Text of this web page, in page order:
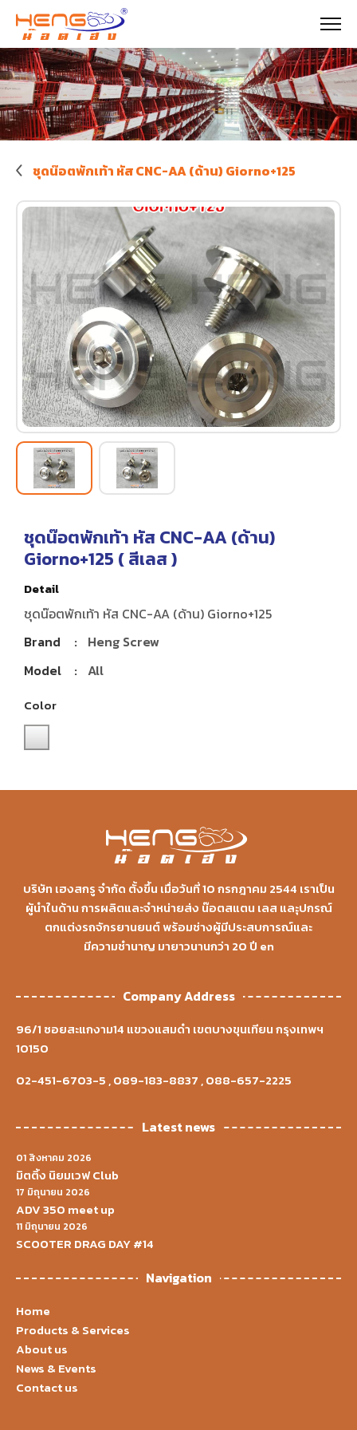
ชุดน๊อตพักเท้า หัส CNC-AA (ด้าน) Giorno+125
ชุดน๊อตพักเท้า หัส CNC-AA (ด้าน)
Giorno+125 (สีเลส)
Detail
ชุดน๊อตพักเท้า หัส CNC-AA (ด้าน) Giorno+125
Brand
: Heng Screw
Model
: All
Color
บริษัท เฮงสกรู จำกัด ตั้งขึ้น เมื่อวันที่ 10 กรกฎาคม 2544 เราเป็น
ผู้นำในด้าน การผลิตและจำหน่ายส่ง น๊อตสแตน เลส และุปกรณ์
ตกแต่งรถจักรยานยนต์ พร้อมช่างผู้มีประสบการณ์และ
มีความชำนาญ มายาวนานกว่า 20 ปี en
Company Address
96/1 ซอยสะแกงาม14 แขวงแสมดำ เขตบางขุนเทียน กรุงเทพฯ
10150
02-451-6703-5,089-183-8837,088-657-2225
Latest news
01 สิงหาคม 2026
มิตติ้ง นิยมเวฟ Club
17 มิถุนายน 2026
ADV 350 meet up
11 มิถุนายน 2026
SCOOTER DRAG DAY #14
Navigation
Home
Products & Services
About us
News & Events
Contact us